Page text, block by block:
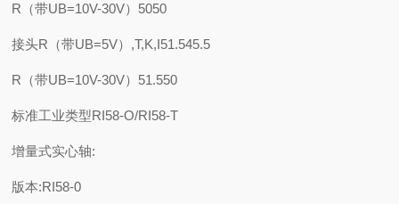
R（带UB=10V-30V）5050
接头R（带UB=5V）,T,K,I51.545.5
R（带UB=10V-30V）51.550
标准工业类型RI58-O/RI58-T
增量式实心轴:
版本:RI58-0